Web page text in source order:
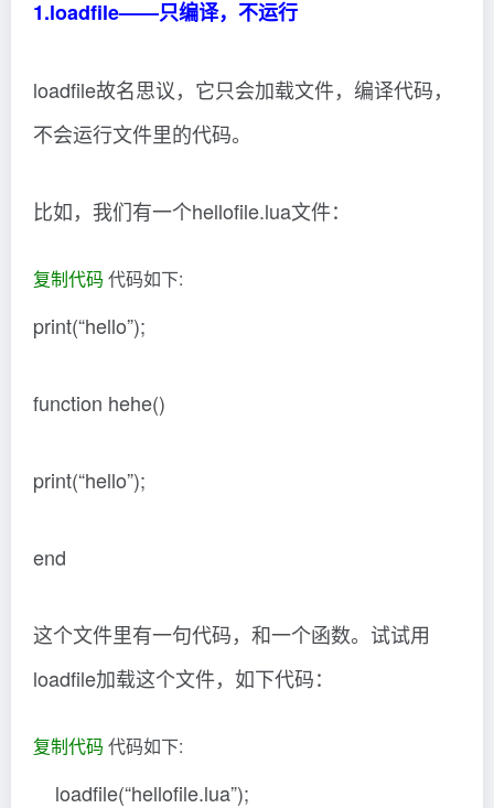
1.loadfile——只编译，不运行
loadfile故名思议，它只会加载文件，编译代码，
不会运行文件里的代码。
比如，我们有一个hellofile.lua文件：
复制代码 代码如下:
print(“hello”);
function hehe()
print(“hello”);
end
这个文件里有一句代码，和一个函数。试试用
loadfile加载这个文件，如下代码：
复制代码 代码如下:
loadfile(“hellofile.lua”);